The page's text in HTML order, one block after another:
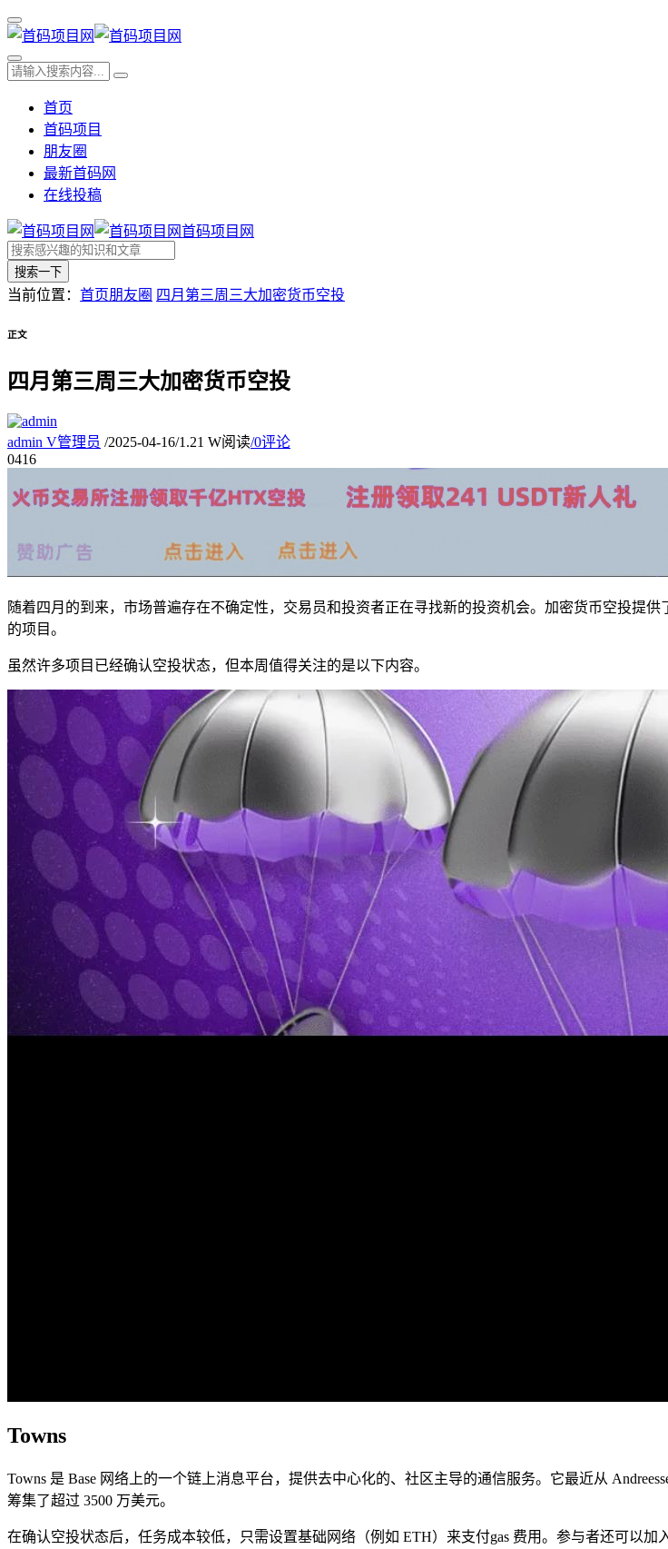
首页
首码项目
朋友圈
最新首码网
在线投稿
首码项目网
搜索一下
当前位置： 首页朋友圈 四月第三周三大加密货币空投
正文
四月第三周三大加密货币空投
admin V管理员 /2025-04-16/1.21 W阅读/0评论
0416
随着四月的到来，市场普遍存在不确定性，交易员和投资者正在寻找新的投资机会。加密货币空投提
的项目。
虽然许多项目已经确认空投状态，但本周值得关注的是以下内容。
Towns
Towns 是 Base 网络上的一个链上消息平台，提供去中心化的、社区主导的通信服务。它最近从
筹集了超过 3500 万美元。
在确认空投状态后，任务成本较低，只需设置基础网络（例如 ETH）来支付gas 费用。参与者还可以